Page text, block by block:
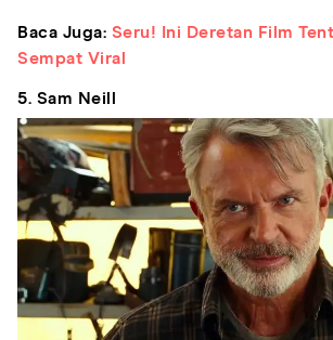
Baca Juga: Seru! Ini Deretan Film
Sempat Viral
5. Sam Neill